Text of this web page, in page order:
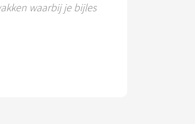
waarbij je bijles